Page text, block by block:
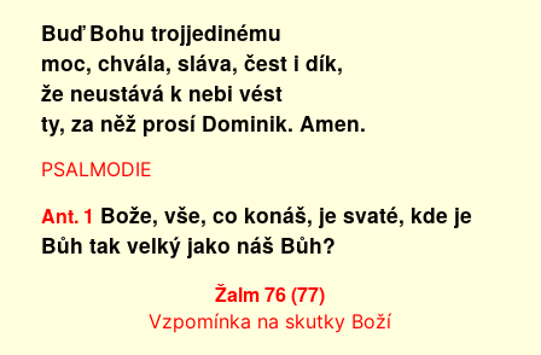
Buď Bohu trojjedinému
moc, chvála, sláva, čest i dík,
že neustává k nebi vést
ty, za něž prosí Dominik. Amen.
PSALMODIE
Ant. 1 Bože, vše, co konáš, je svaté, kde je
Bůh tak velký jako náš Bůh?
Žalm 76 (77)
Vzpomínka na skutky Boží